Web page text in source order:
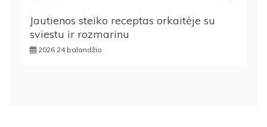
Jautienos steiko receptas orkaitėje su
sviestu ir rozmarinu
2026 24 balandžio